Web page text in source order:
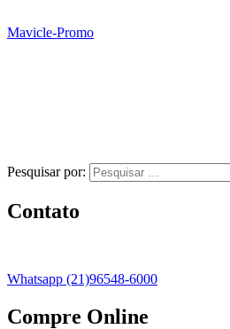
Mavicle-Promo
Pesquisar por:
Contato
Whatsapp (21)96548-6000
Compre Online